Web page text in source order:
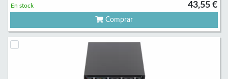
43,55 €
En stock
Comprar